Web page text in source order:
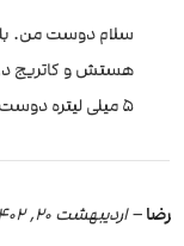
سلام دوست من.
هستش و کاتریج
5 میلی لیتره دوست من.
رضا–اردیبهشت 20, 1402